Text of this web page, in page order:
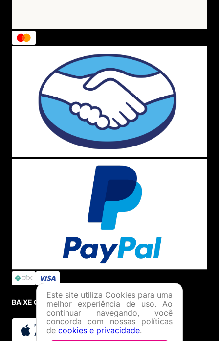
BAIXE O APP
Este site utiliza Cookies para uma
melhor experiência de uso. Ao
continuar navegando, você
concorda com nossas políticas
de cookies e privacidade.